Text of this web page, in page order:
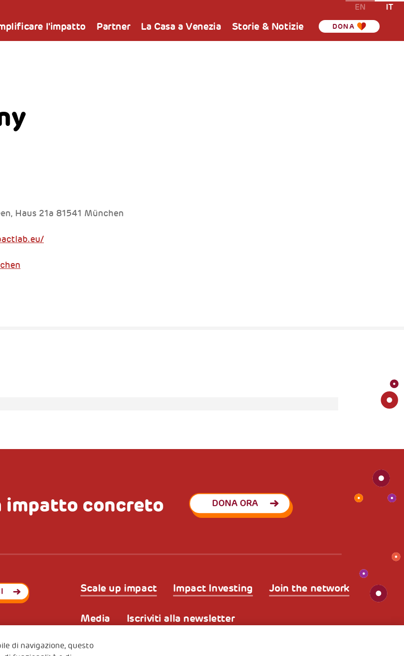
l'impatto Partner La Casa a Venezia Storie & Notizie DONA
EN IT
Haus 21a 81541 München
impatto concreto DONA ORA
Scale up impact Impact Investing Join the network
Media Iscriviti alla newsletter
di navigazione, questo